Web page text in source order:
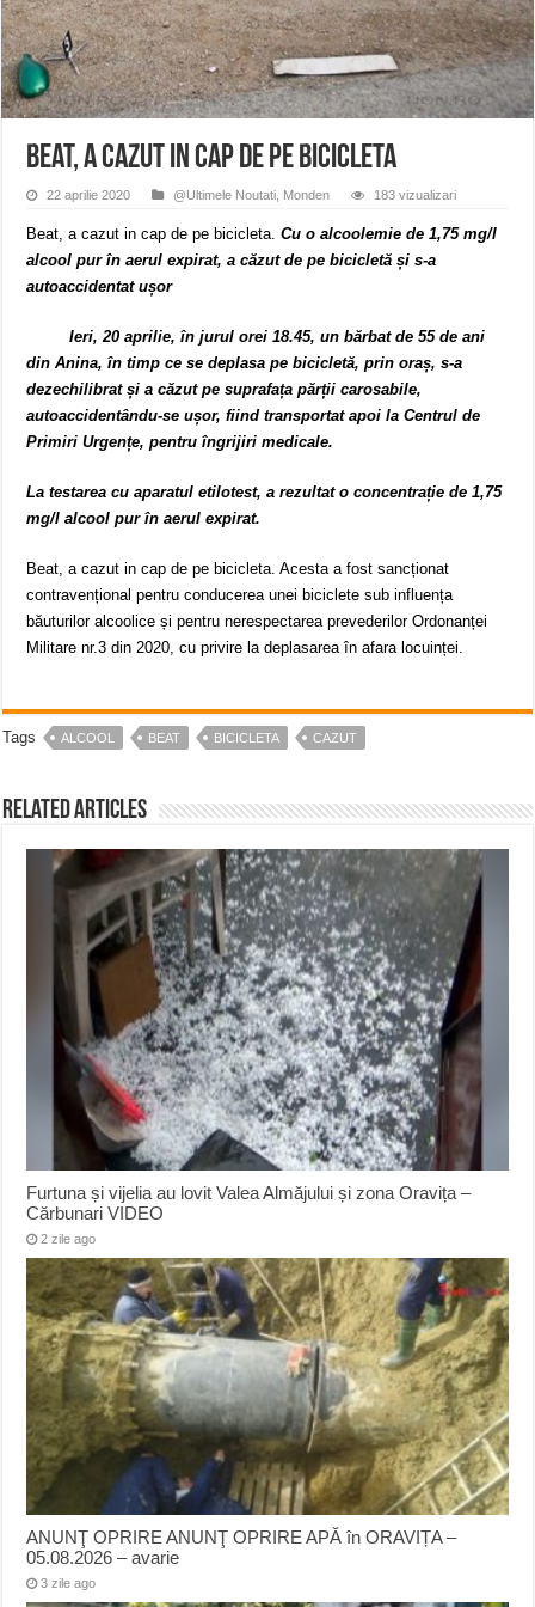
ANUNȚ OPRIRE APĂ în Reșița – avarie – 04.08.2026 – str. Văliugului și
ANUNŢ OPRIRE APĂ în CARANSEBEȘ – 04.08.2026 – avarie – Calea
Beat, a cazut in cap de pe bicicleta
22 aprilie 2020 @Ultimele Noutati Monden 183 vizualizari
Beat, a cazut in cap de pe bicicleta.Cu o alcoolemie de 1,75 mg/l
alcool pur în aerul expirat, a căzut de pe bicicletă și s-a
autoaccidentat ușor
Ieri, 20 aprilie, în jurul orei 18.45, un bărbat de 55 de ani
din Anina, în timp ce se deplasa pe bicicletă, prin oraș, s-a
dezechilibrat și a căzut pe suprafața părții carosabile,
autoaccidentându-se ușor, fiind transportat apoi la Centrul de
Primiri Urgențe, pentru îngrijiri medicale.
La testarea cu aparatul etilotest, a rezultat o concentrație de 1,75
mg/l alcool pur în aerul expirat.
Beat, a cazut in cap de pe bicicleta. Acesta a fost sancționat
contravențional pentru conducerea unei biciclete sub influența
băuturilor alcoolice și pentru nerespectarea prevederilor Ordonanței
Militare nr.3 din 2020, cu privire la deplasarea în afara locuinței.
Tags ALCOOL BEAT BICICLETA CAZUT
Related Articles
Furtuna și vijelia au lovit Valea Almăjului și zona Oravița –
Cărbunari VIDEO
2 zile ago
ANUNŢ OPRIRE ANUNŢ OPRIRE APĂ în ORAVIȚA –
05.08.2026 – avarie
3 zile ago